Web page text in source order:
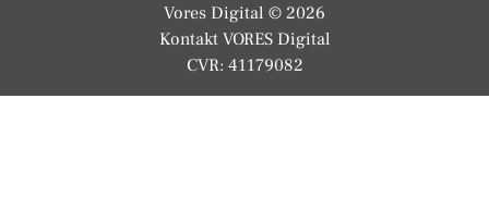
Vores Digital © 2026
Kontakt VORES Digital
CVR: 41179082